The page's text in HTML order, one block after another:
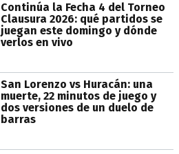
Continúa la Fecha 4 del Torneo
Clausura 2026: qué partidos se
juegan este domingo y dónde
verlos en vivo
San Lorenzo vs Huracán: una
muerte, 22 minutos de juego y
dos versiones de un duelo de
barras